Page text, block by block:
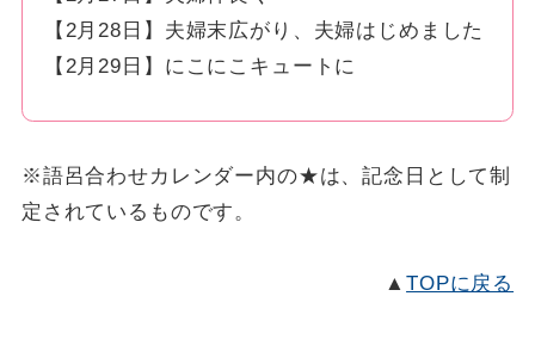
【2月28日】夫婦末広がり、夫婦はじめました
【2月29日】にこにこキュートに
※語呂合わせカレンダー内の★は、記念日として制
定されているものです。
▲TOPに戻る